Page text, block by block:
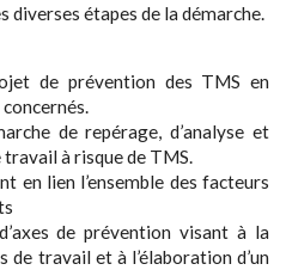
diverses étapes de la démarche.
de prévention des TMS en
de repérage, d’analyse et
à risque de TMS.
en lien l’ensemble des facteurs
de prévention visant à la
travail et à l’élaboration d’un